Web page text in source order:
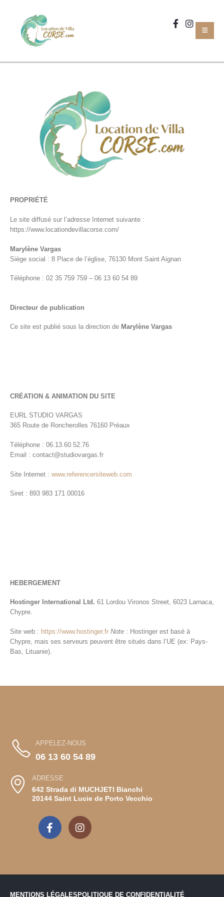
PROPRIÉTÉ
Le site diffusé sur l’adresse Internet suivante :
https://www.locationdevillacorse.com/
Marylène Vargas
Siège social : 8 Place de l’église, 76130 Mont Saint Aignan
Téléphone : 02 35 759 759 – 06 13 60 54 89
Directeur de publication
Ce site est publié sous la direction de Marylène Vargas
CRÉATION & ANIMATION DU SITE
EURL STUDIO VARGAS
365 Route de Roncherolles 76160 Préaux
Téléphone : 06.13.60.52.76
Email : contact@studiovargas.fr
Site Internet : www.referencersiteweb.com
Siret : 893 983 171 00016
HEBERGEMENT
Hostinger International Ltd. 61 Lordou Vironos Street, 6023 Larnaca,
Chypre.
Site web : https://www.hostinger.fr Note : Hostinger est basé à
Chypre, mais ses serveurs peuvent être situés dans l’UE (ex: Pays-
Bas, Lituanie).
APPELEZ-NOUS
06 13 60 54 89
ADRESSE
642 Strada di MUCHJETI Bianchi
20144 Saint Lucie de Porto Vecchio
MENTIONS LÉGALES POLITIQUE DE CONFIDENTIALITÉ